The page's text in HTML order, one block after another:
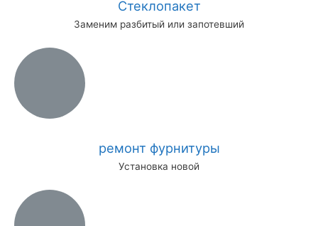
Стеклопакет
Заменим разбитый или запотевший
ремонт фурнитуры
Установка новой